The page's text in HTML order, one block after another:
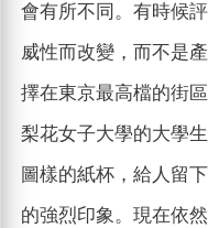
會有所不同。有時候
威性而改變，而不是
擇在東京最高檔的街
梨花女子大學的大學
圖樣的紙杯，給人留
的強烈印象。現在依